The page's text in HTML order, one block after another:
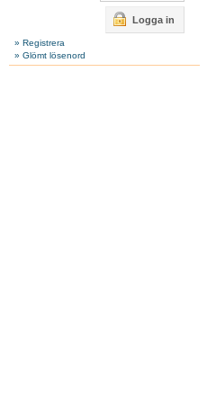
Logga in
» Registrera
» Glömt lösenord